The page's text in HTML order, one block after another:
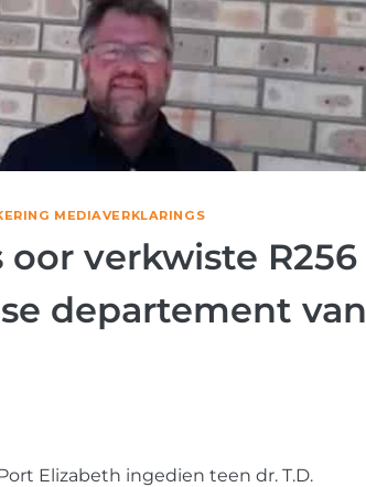
MEDIAVERKLARINGS
verkwiste R256
departement van
Elizabeth ingedien teen dr. T.D.